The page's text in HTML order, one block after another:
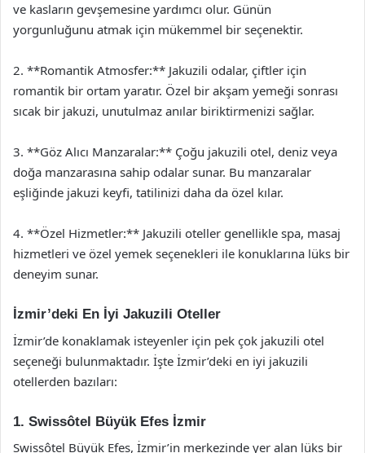
ve kasların gevşemesine yardımcı olur. Günün
yorgunluğunu atmak için mükemmel bir seçenektir.
2. **Romantik Atmosfer:** Jakuzili odalar, çiftler için
romantik bir ortam yaratır. Özel bir akşam yemeği sonrası
sıcak bir jakuzi, unutulmaz anılar biriktirmenizi sağlar.
3. **Göz Alıcı Manzaralar:** Çoğu jakuzili otel, deniz veya
doğa manzarasına sahip odalar sunar. Bu manzaralar
eşliğinde jakuzi keyfi, tatilinizi daha da özel kılar.
4. **Özel Hizmetler:** Jakuzili oteller genellikle spa, masaj
hizmetleri ve özel yemek seçenekleri ile konuklarına lüks bir
deneyim sunar.
İzmir’deki En İyi Jakuzili Oteller
İzmir’de konaklamak isteyenler için pek çok jakuzili otel
seçeneği bulunmaktadır. İşte İzmir’deki en iyi jakuzili
otellerden bazıları:
1. Swissôtel Büyük Efes İzmir
Swissôtel Büyük Efes, İzmir’in merkezinde yer alan lüks bir